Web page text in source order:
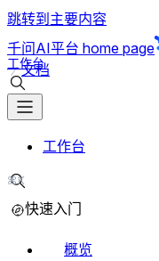
跳转到主要内容
千问AI平台 home page
文档
工作台
工作台
⌘K
快速入门
概览